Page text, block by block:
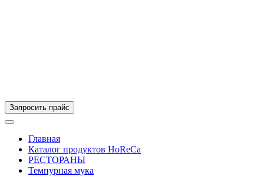
Запросить прайс
Главная
Каталог продуктов HoReCa
РЕСТОРАНЫ
Темпурная мука